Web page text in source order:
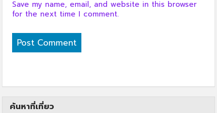
Save my name, email, and website in this browser
for the next time I comment.
ค้นหาที่เที่ยว